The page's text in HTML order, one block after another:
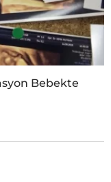
Bebekte